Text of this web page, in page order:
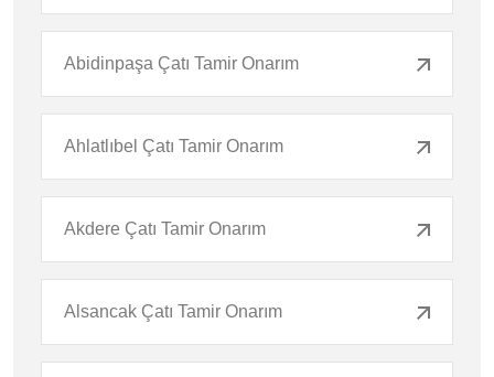
Abidinpaşa Çatı Tamir Onarım
Ahlatlıbel Çatı Tamir Onarım
Akdere Çatı Tamir Onarım
Alsancak Çatı Tamir Onarım